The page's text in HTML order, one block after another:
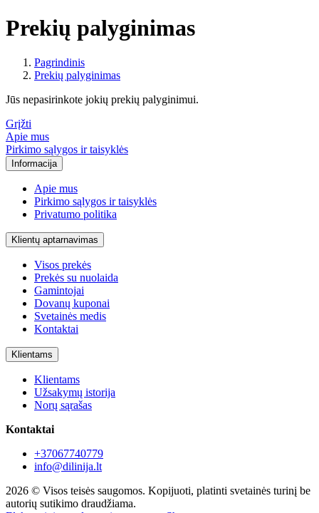
Prekių palyginimas
Pagrindinis
Prekių palyginimas
Jūs nepasirinkote jokių prekių palyginimui.
Grįžti
Apie mus
Pirkimo sąlygos ir taisyklės
Informacija
Apie mus
Pirkimo sąlygos ir taisyklės
Privatumo politika
Klientų aptarnavimas
Visos prekės
Prekės su nuolaida
Gamintojai
Dovanų kuponai
Svetainės medis
Kontaktai
Klientams
Klientams
Užsakymų istorija
Norų sąrašas
Kontaktai
+37067740779
info@dilinija.lt
2026 © Visos teisės saugomos. Kopijuoti, platinti svetainės turinį be
autorių sutikimo draudžiama.